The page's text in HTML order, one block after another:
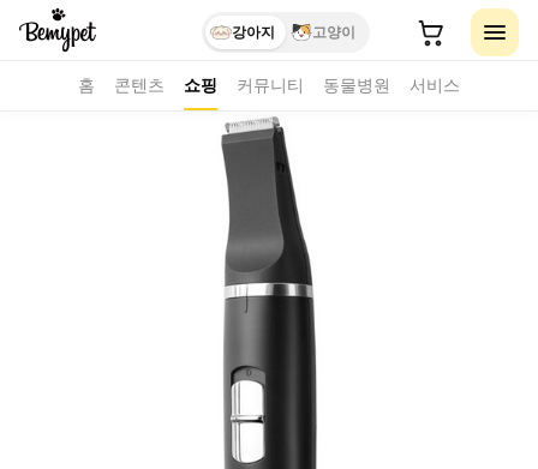
강아지 고양이
홈 콘텐츠 쇼핑 커뮤니티 동물병원 서비스